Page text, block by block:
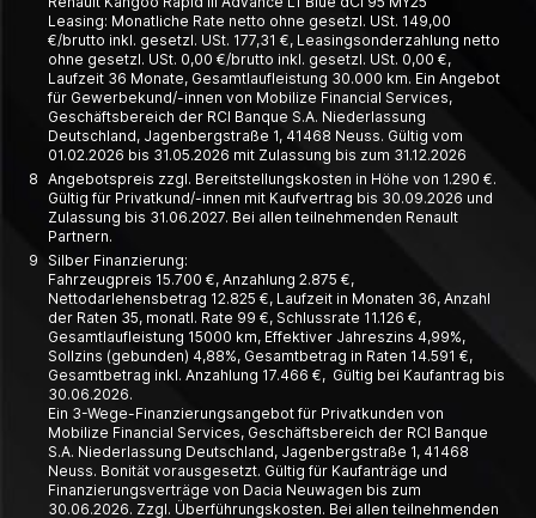
Leasing: Monatliche Rate netto ohne gesetzl. USt. 149,00
€/brutto inkl. gesetzl. USt. 177,31 €, Leasing­­sonder­zahlung netto
ohne gesetzl. USt. 0,00 €/brutto inkl. gesetzl. USt. 0,00 €,
Laufzeit 36 Monate, Gesamt­laufleistung 30.000 km. Ein Angebot
für Gewerbe­kund/-innen von Mobilize Financial Services,
Geschäfts­bereich der RCI Banque S.A. Nieder­lassung
Deutschland, Jagen­berg­straße 1, 41468 Neuss. Gültig vom
01.02.2026 bis 31.05.2026 mit Zulassung bis zum 31.12.2026
8 Angebotspreis zzgl. Bereitstellungskosten in Höhe von 1.290 €.
Gültig für Privatkund/-innen mit Kaufvertrag bis 30.09.2026 und
Zulassung bis 31.06.2027. Bei allen teilnehmenden Renault
Partnern.
9
Silber Finanzierung:
Fahrzeugpreis 15.700 €, Anzahlung 2.875 €,
Nettodarlehensbetrag 12.825 €, Laufzeit in Monaten 36, Anzahl
der Raten 35, monatl. Rate 99 €, Schlussrate 11.126 €,
Gesamtlaufleistung 15000 km, Effektiver Jahreszins 4,99%,
Sollzins (gebunden) 4,88%, Gesamtbetrag in Raten 14.591 €,
Gesamtbetrag inkl. Anzahlung 17.466 €, Gültig bei Kaufantrag bis
30.06.2026.
Ein 3-Wege-Finanzierungsangebot für Privatkunden von
Mobilize Financial Services, Geschäftsbereich der RCI Banque
S.A. Niederlassung Deutschland, Jagenbergstraße 1, 41468
Neuss. Bonität vorausgesetzt. Gültig für Kaufanträge und
Finanzierungsverträge von Dacia Neuwagen bis zum
30.06.2026. Zzgl. Überführungskosten. Bei allen teilnehmenden